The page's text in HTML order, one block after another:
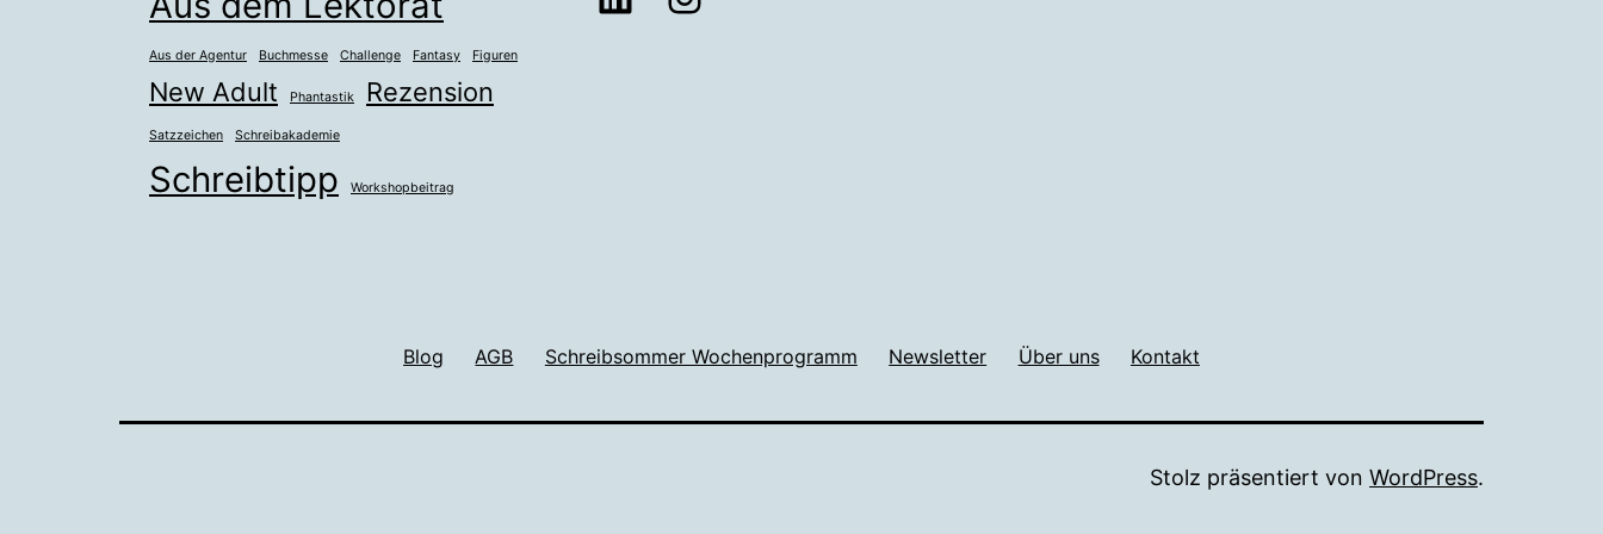
Aus der Agentur Buchmesse Challenge Fantasy Figuren
New Adult Phantastik Rezension
Satzzeichen Schreibakademie
Schreibtipp Workshopbeitrag
Blog AGB Schreibsommer Wochenprogramm Newsletter Über uns Kontakt
Stolz präsentiert von WordPress.